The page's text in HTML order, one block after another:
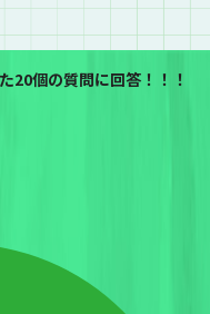
20個の質問に回答！！！